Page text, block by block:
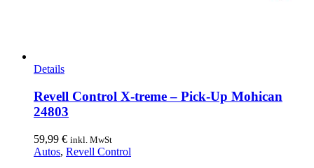
Details
Revell Control X-treme – Pick-Up Mohican
24803
59,99 € inkl. MwSt
Autos, Revell Control